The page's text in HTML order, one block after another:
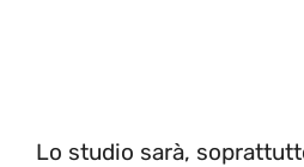
Lo studio sarà,